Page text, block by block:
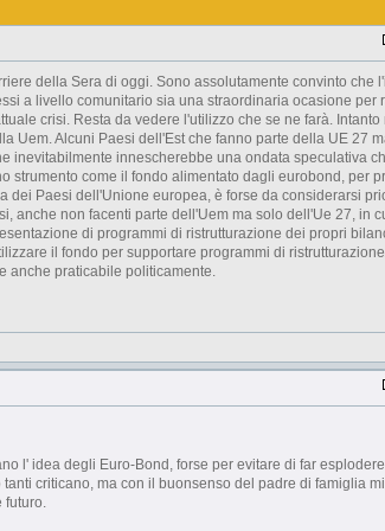
della Sera di oggi. Sono assolutamente convinto che
a livello comunitario sia una straordinaria ocasione per
crisi. Resta da vedere l'utilizzo che se ne farà.
Uem. Alcuni Paesi dell'Est che fanno parte della UE 27
inevitabilmente innescherebbe una ondata speculativa
strumento come il fondo alimentato dagli eurobond, per
dei Paesi dell'Unione europea, è forse da considerarsi
anche non facenti parte dell'Uem ma solo dell'Ue 27, in
di programmi di ristrutturazione dei propri
il fondo per supportare programmi di
anche praticabile politicamente.
l' idea degli Euro-Bond, forse per evitare di far
criticano, ma con il buonsenso del padre di famiglia
futuro.